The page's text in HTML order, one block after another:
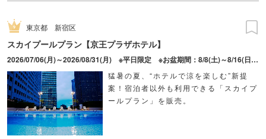
東京都 新宿区
スカイプールプラン【京王プラザホテル】
2026/07/06(月)～2026/08/31(月) ※平日限定 ※お盆期間：8/8(土)～8/16(日)を除く 2026/09/01(火)～2026/09/27(日) ※全日対象
猛暑の夏、“ホテルで涼を楽しむ”新提
案！宿泊者以外も利用できる「スカイプ
ールプラン」を販売。